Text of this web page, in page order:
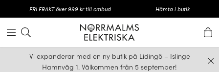
FRI FRAKT över 999 kr till ombud Hämta i butik
Vi expanderar med en ny butik på Lidingö – Islinge
Hamnväg 1. Välkommen från 5 september!